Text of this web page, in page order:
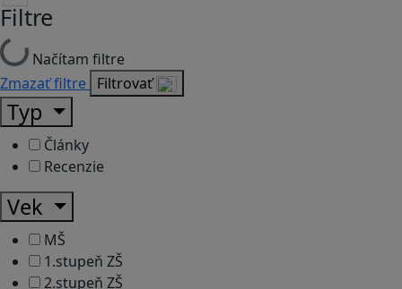
Filtre
Načítam filtre
Zmazať filtre Filtrovať
Typ
Články
Recenzie
Vek
MŠ
1.stupeň ZŠ
2.stupeň ZŠ